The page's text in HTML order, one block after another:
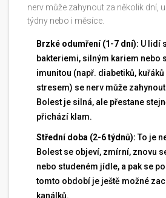
nerv může zahynout za několik dní,
týdny nebo i měsíce.
Brzké odumření (1-7 dní): U lidí
bakteriemi, silným kariem nebo
imunitou (např. diabetiků,
stresem) se nerv může
Bolest je silná, ale přestane
přichází klam.
Střední doba (2-6 týdnů):To je
Bolest se objeví, zmírní, znovu
nebo studeném jídle, a pak se
tomto období je ještě možné
kanálků.